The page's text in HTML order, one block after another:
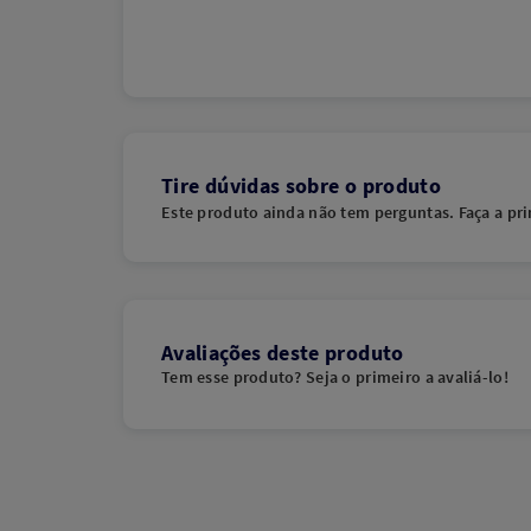
Tire dúvidas sobre o produto
Este produto ainda não tem perguntas. Faça a
Avaliações deste produto
Tem esse produto? Seja o primeiro a avaliá-lo!